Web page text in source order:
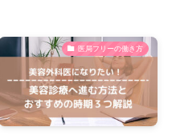
医局フリーの働き方